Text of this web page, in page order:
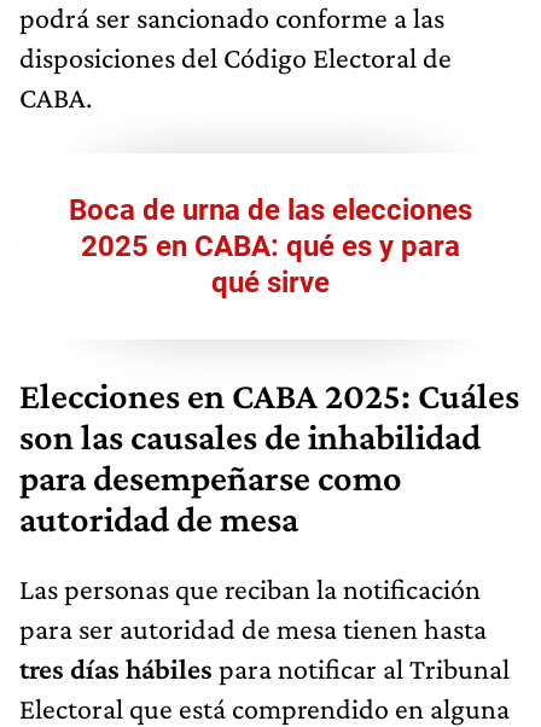
podrá ser sancionado conforme a las
disposiciones del Código Electoral de
CABA.
Boca de urna de las elecciones
2025 en CABA: qué es y para
qué sirve
Elecciones en CABA 2025: Cuáles
son las causales de inhabilidad
para desempeñarse como
autoridad de mesa
Las personas que reciban la notificación
para ser autoridad de mesa tienen hasta
tres días hábiles para notificar al Tribunal
Electoral que está comprendido en alguna